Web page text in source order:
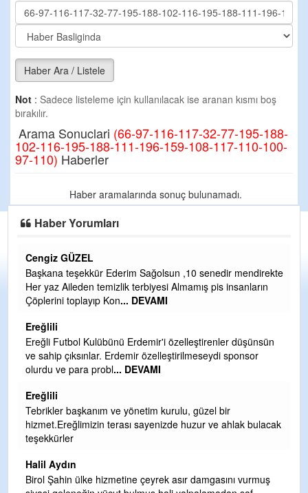
Haber Ara / Listele
Not : Sadece listeleme için kullanılacak ise aranan kısmı boş
bırakılır.
Arama Sonuclari (66-97-116-117-32-77-195-188-
102-116-195-188-111-196-159-108-117-110-100-
97-110) Haberler
Haber aramalarında sonuç bulunamadı.
Haber Yorumları
Cengiz GÜZEL
Başkana teşekkür Ederim Sağolsun ,10 senedir mendirekte
Her yaz Aileden temizlik terbiyesi Almamış pis insanların
Çöplerini toplayıp Kon... DEVAMI
Ereğlili
Ereğli Futbol Kulübünü Erdemir'i özelleştirenler düşünsün
ve sahip çıksınlar. Erdemir özelleştirilmeseydi sponsor
olurdu ve para probl... DEVAMI
Ereğlili
Tebrikler başkanım ve yönetim kurulu, güzel bir
hizmet.Ereğlimizin terası sayenizde huzur ve ahlak bulacak
teşekkürler
Halil Aydın
Birol Şahin ülke hizmetine çeyrek asır damgasını vurmuş